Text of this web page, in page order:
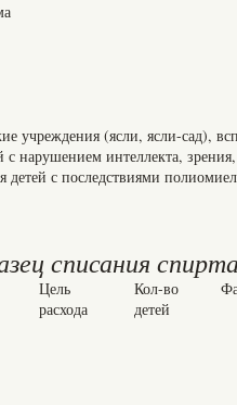
учреждения (ясли, ясли-сад),
нарушением интеллекта,
детей с последствиями
списания
Цель
расхода
Кол-во
детей